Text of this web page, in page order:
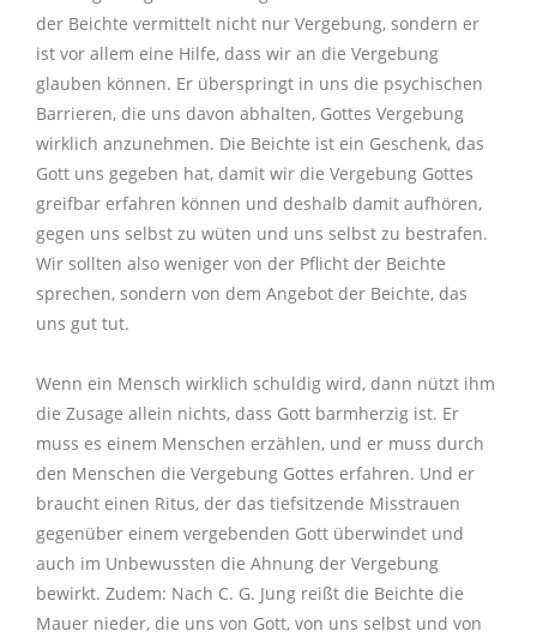
der Beichte vermittelt nicht nur Vergebung, sondern er
ist vor allem eine Hilfe, dass wir an die Vergebung
glauben können. Er überspringt in uns die psychischen
Barrieren, die uns davon abhalten, Gottes Vergebung
wirklich anzunehmen. Die Beichte ist ein Geschenk, das
Gott uns gegeben hat, damit wir die Vergebung Gottes
greifbar erfahren können und deshalb damit aufhören,
gegen uns selbst zu wüten und uns selbst zu bestrafen.
Wir sollten also weniger von der Pflicht der Beichte
sprechen, sondern von dem Angebot der Beichte, das
uns gut tut.
Wenn ein Mensch wirklich schuldig wird, dann nützt ihm
die Zusage allein nichts, dass Gott barmherzig ist. Er
muss es einem Menschen erzählen, und er muss durch
den Menschen die Vergebung Gottes erfahren. Und er
braucht einen Ritus, der das tiefsitzende Misstrauen
gegenüber einem vergebenden Gott überwindet und
auch im Unbewussten die Ahnung der Vergebung
bewirkt. Zudem: Nach C. G. Jung reißt die Beichte die
Mauer nieder, die uns von Gott, von uns selbst und von